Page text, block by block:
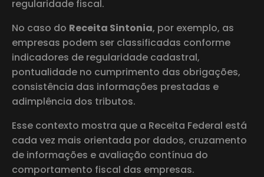
regularidade fiscal.
No caso do Receita Sintonia, por exemplo, as
empresas podem ser classificadas conforme
indicadores de regularidade cadastral,
pontualidade no cumprimento das obrigações,
consistência das informações prestadas e
adimplência dos tributos.
Esse contexto mostra que a Receita Federal está
cada vez mais orientada por dados, cruzamento
de informações e avaliação contínua do
comportamento fiscal das empresas.